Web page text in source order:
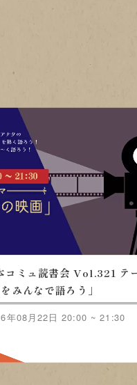
コミュ読書会 Vol.320 テ
すめの本を語る会」
年08月15日 20:00 ~ 21:30